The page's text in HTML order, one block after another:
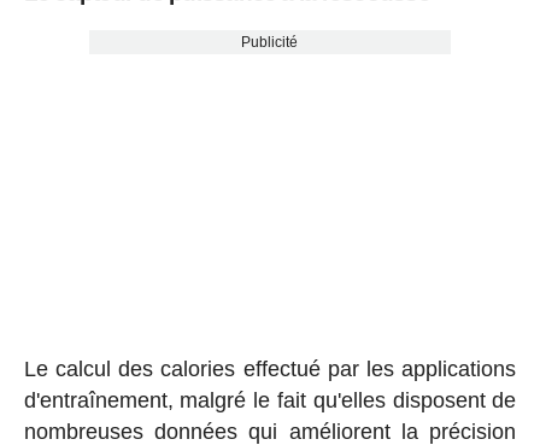
Publicité
Le calcul des calories effectué par les applications
d'entraînement, malgré le fait qu'elles disposent de
nombreuses données qui améliorent la précision